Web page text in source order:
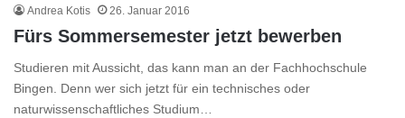
Andrea Kotis 26. Januar 2016
Fürs Sommersemester jetzt bewerben
Studieren mit Aussicht, das kann man an der Fachhochschule
Bingen. Denn wer sich jetzt für ein technisches oder
naturwissenschaftliches Studium…